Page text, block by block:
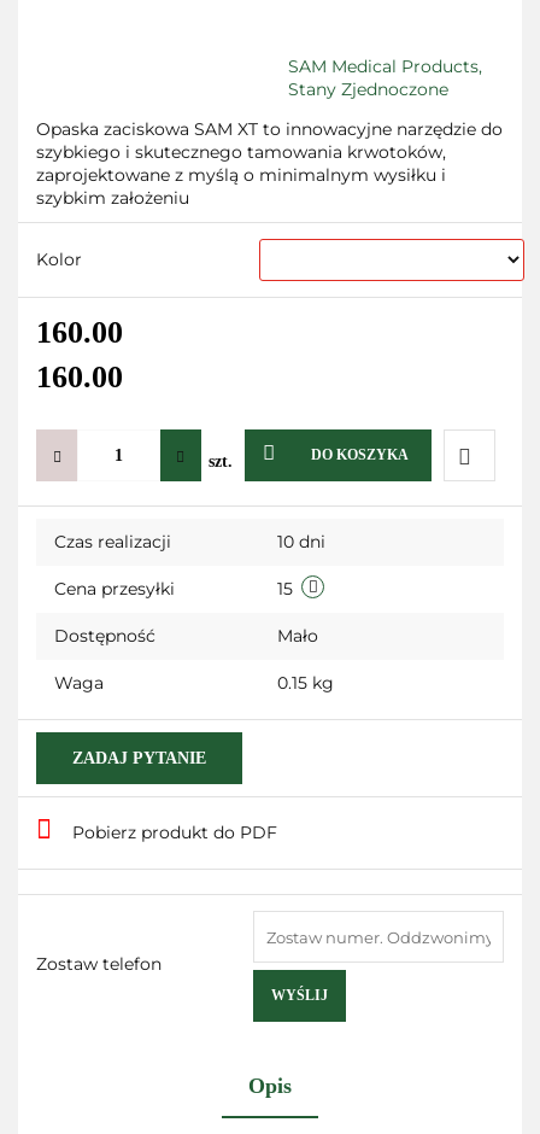
SAM Medical Products,
Stany Zjednoczone
Opaska zaciskowa SAM XT to innowacyjne narzędzie do
szybkiego i skutecznego tamowania krwotoków,
zaprojektowane z myślą o minimalnym wysiłku i
szybkim założeniu
Kolor
160.00
160.00
szt. DO KOSZYKA
Do
Czas realizacji 10 dni
Cena przesyłki 15
Dostępność Mało
Waga 0.15 kg
ZADAJ PYTANIE
Pobierz produkt do PDF
Zostaw telefon
WYŚLIJ
Opis